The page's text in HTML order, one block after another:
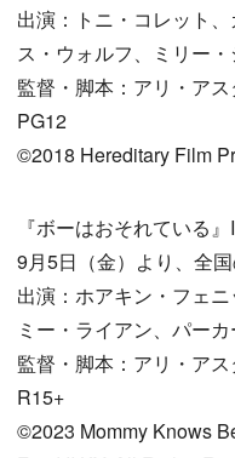
出演：トニ・コレット
ス・ウォルフ、ミリー
監督・脚本：アリ・アス
PG12
©2018 Hereditary Film
『ボーはおそれている
9月5日（金）より、全
出演：ホアキン・フェ
ミー・ライアン、パー
監督・脚本：アリ・アス
R15+
©2023 Mommy Knows